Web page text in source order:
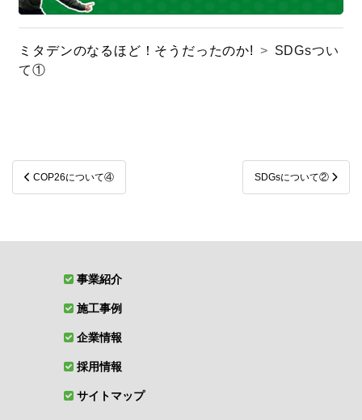
ミタデンのなるほど！そうだったのか! > SDGsつい
て①
投
稿
ビ
COP26について④ SDGsについて②
事業紹介
施工事例
企業情報
採用情報
サイトマップ